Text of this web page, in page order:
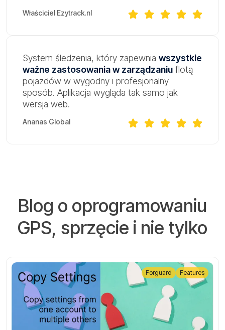
Właściciel Ezytrack.nl
System śledzenia, który zapewnia wszystkie
ważne zastosowania w zarządzaniu flotą
pojazdów w wygodny i profesjonalny
sposób. Aplikacja wygląda tak samo jak
wersja web.
Ananas Global
Blog o oprogramowaniu
GPS, sprzęcie i nie tylko
Forguard Features